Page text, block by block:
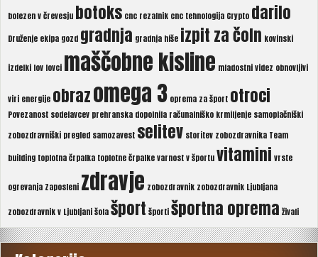
bolezen v črevesju botoks cnc rezalnik cnc tehnologija Crypto darilo
Druženje ekipa gozd gradnja gradnja hiše izpit za čoln kovinski
izdelki lov lovci maščobne kisline mladostni videz obnovljivi
viri energije obrazomega 3 oprema za šport otroci
Povezanost sodelavcev prehranska dopolnila računalniško krmiljenje samoplačniški
zobozdravniški pregled samozavest selitev storitev zobozdravnika Team
building toplotna črpalka toplotne črpalkevarnost v športuvitamini vrste
ogrevanja Zaposleni zdravje zobozdravnik zobozdravnik Ljubljana
zobozdravnik v Ljubljanišolašport športišportna oprema živali